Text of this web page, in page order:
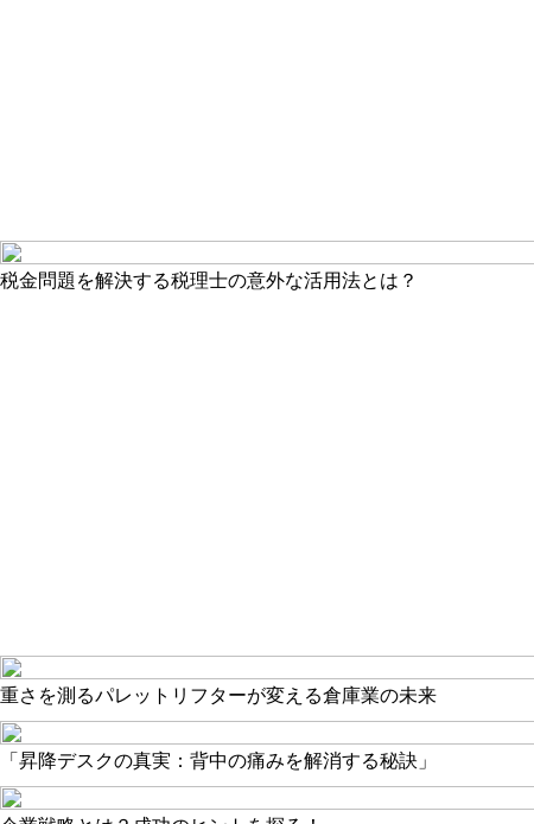
税金問題を解決する税理士の意外な活用法とは？
重さを測るパレットリフターが変える倉庫業の未来
「昇降デスクの真実：背中の痛みを解消する秘訣」